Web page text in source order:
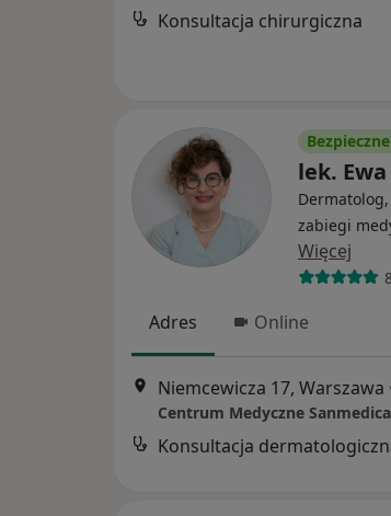
Konsultacja chirurgiczna
lek.
zabiegi
Więcej
Adres Online
Niemcewicza 17, Warszawa
Centrum Medyczne Sanmedica
Konsultacja